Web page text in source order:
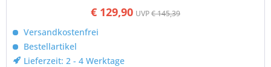
€ 129,90 UVP€ 145,39
Versandkostenfrei
Bestellartikel
Lieferzeit: 2 - 4 Werktage